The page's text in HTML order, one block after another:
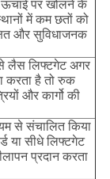
ऊंचाई पर खोलने के
में कम छतों को
और सुविधाजनक
लैस लिफ्टगेट अगर
करता है तो रुक
और कार्गो की
से संचालित किया
या सीधे लिफ्टगेट
प्रदान करता